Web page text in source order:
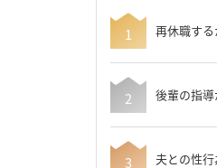
再休職す
後輩の指
夫との性